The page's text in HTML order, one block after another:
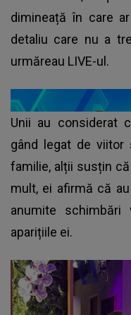
dimineață în care
detaliu care nu a
urmăreau LIVE-ul.
Unii au considerat
gând legat de
familie, alții susțin
mult, ei afirmă că
anumite schimbări
aparițiile ei.